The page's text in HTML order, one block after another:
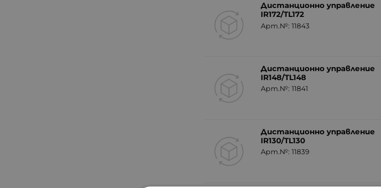
Дистанционно управление
IR172/TL172
Арт.№: 11843
Дистанционно управление
IR148/TL148
Арт.№: 11841
Дистанционно управление
IR130/TL130
Арт.№: 11839